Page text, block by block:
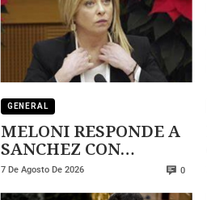
GENERAL
MELONI RESPONDE A
SANCHEZ CON
DUREZA
7 De Agosto De 2026 0